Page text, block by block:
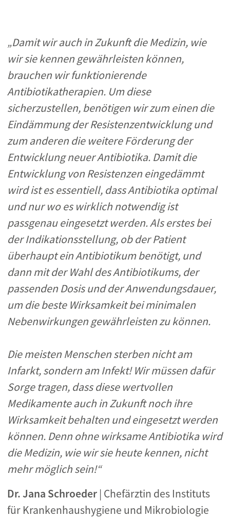
„Damit wir auch in Zukunft die Medizin, wie
wir sie kennen gewährleisten können,
brauchen wir funktionierende
Antibiotikatherapien. Um diese
sicherzustellen, benötigen wir zum einen die
Eindämmung der Resistenzentwicklung und
zum anderen die weitere Förderung der
Entwicklung neuer Antibiotika. Damit die
Entwicklung von Resistenzen eingedämmt
wird ist es essentiell, dass Antibiotika optimal
und nur wo es wirklich notwendig ist
passgenau eingesetzt werden. Als erstes bei
der Indikationsstellung, ob der Patient
überhaupt ein Antibiotikum benötigt, und
dann mit der Wahl des Antibiotikums, der
passenden Dosis und der Anwendungsdauer,
um die beste Wirksamkeit bei minimalen
Nebenwirkungen gewährleisten zu können.
Die meisten Menschen sterben nicht am
Infarkt, sondern am Infekt! Wir müssen dafür
Sorge tragen, dass diese wertvollen
Medikamente auch in Zukunft noch ihre
Wirksamkeit behalten und eingesetzt werden
können. Denn ohne wirksame Antibiotika wird
die Medizin, wie wir sie heute kennen, nicht
mehr möglich sein!“
Dr. Jana Schroeder | Chefärztin des Instituts
für Krankenhaushygiene und Mikrobiologie